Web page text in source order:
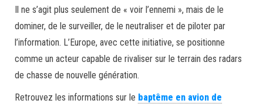
Il ne s’agit plus seulement de « voir l’ennemi », mais de le
dominer, de le surveiller, de le neutraliser et de piloter par
l’information. L’Europe, avec cette initiative, se positionne
comme un acteur capable de rivaliser sur le terrain des radars
de chasse de nouvelle génération.
Retrouvez les informations sur le baptême en avion de